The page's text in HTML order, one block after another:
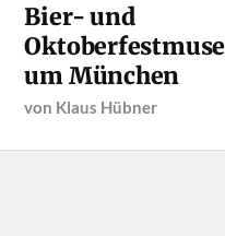
Bier- und
Oktoberfestmuse
um München
von Klaus Hübner